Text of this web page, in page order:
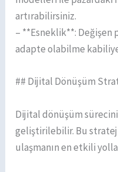
artırabilirsiniz.
– **Esneklik**: Değişen
adapte olabilme
## Dijital Dönüşüm
Dijital dönüşüm
geliştirilebilir. Bu
ulaşmanın en etkili